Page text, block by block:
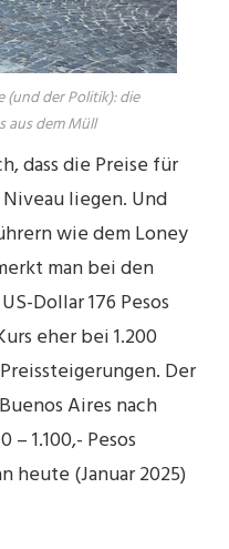
(und der Politik): die
aus dem Müll
dass die Preise für
liegen. Und
wie dem Loney
man bei den
Dollar 176 Pesos
eher bei 1.200
Der
Aires nach
1.100,- Pesos
heute (Januar 2025)